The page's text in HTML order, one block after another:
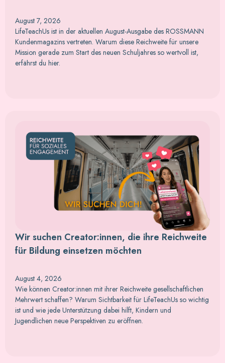
August 7, 2026
LifeTeachUs ist in der aktuellen August-Ausgabe des ROSSMANN
Kundenmagazins vertreten. Warum diese Reichweite für unsere
Mission gerade zum Start des neuen Schuljahres so wertvoll ist,
erfährst du hier.
Wir suchen Creator:innen, die ihre Reichweite
für Bildung einsetzen möchten
August 4, 2026
Wie können Creator:innen mit ihrer Reichweite gesellschaftlichen
Mehrwert schaffen? Warum Sichtbarkeit für LifeTeachUs so wichtig
ist und wie jede Unterstützung dabei hilft, Kindern und
Jugendlichen neue Perspektiven zu eröffnen.